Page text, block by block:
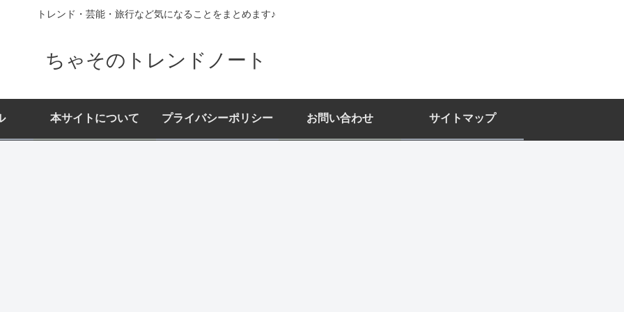
トレンド・芸能・旅行など気になることをまとめます♪
ちゃそのトレンドノート
本サイトについて プライバシーポリシー お問い合わせ サイトマップ